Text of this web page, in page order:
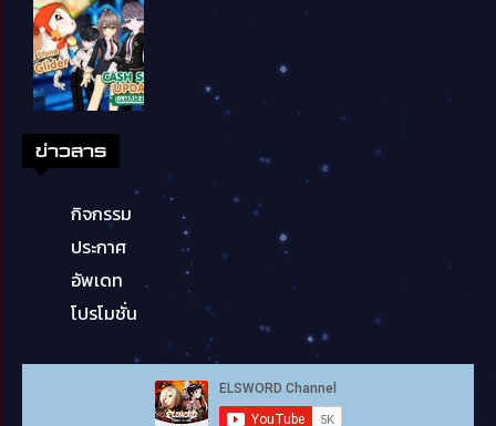
ข่าวสาร
กิจกรรม
ประกาศ
อัพเดท
โปรโมชั่น